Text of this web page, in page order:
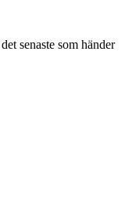
senaste som händer